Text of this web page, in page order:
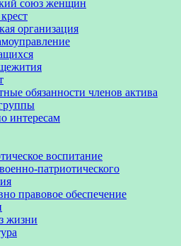
союз женщин
организация
обязанности членов актива
интересам
воспитание
патриотического
правовое обеспечение
жизни